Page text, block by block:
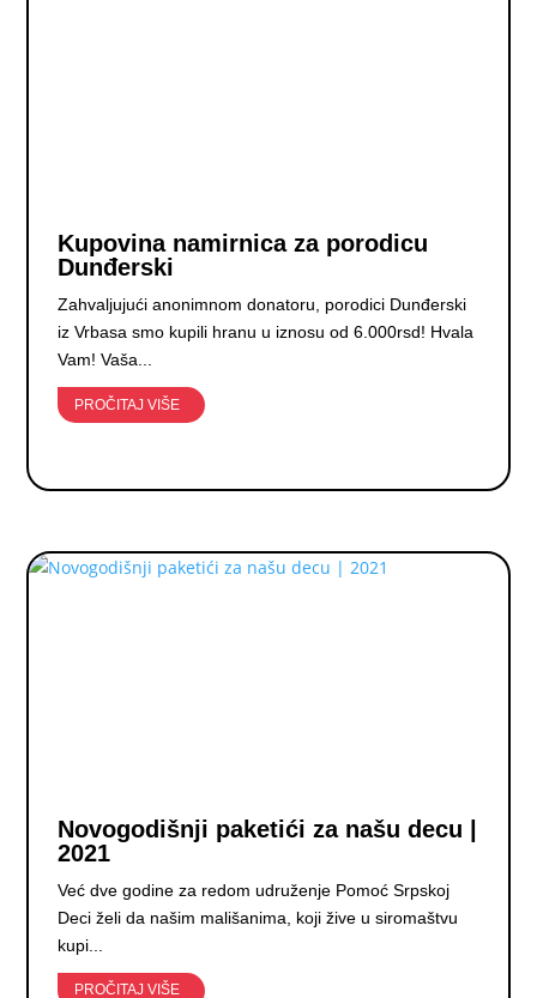
Kupovina namirnica za porodicu
Dunđerski
Zahvaljujući anonimnom donatoru, porodici Dunđerski
iz Vrbasa smo kupili hranu u iznosu od 6.000rsd! Hvala
Vam! Vaša...
PROČITAJ VIŠE
Novogodišnji paketići za našu decu |
2021
Već dve godine za redom udruženje Pomoć Srpskoj
Deci želi da našim mališanima, koji žive u siromaštvu
kupi...
PROČITAJ VIŠE